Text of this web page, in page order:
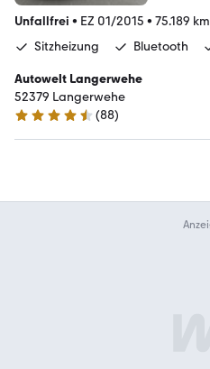
Unfallfrei • EZ 01/2015 • 75.189 km
Sitzheizung
Bluetooth
Autowelt Langerwehe
52379 Langerwehe
4.7 Sterne
(88)